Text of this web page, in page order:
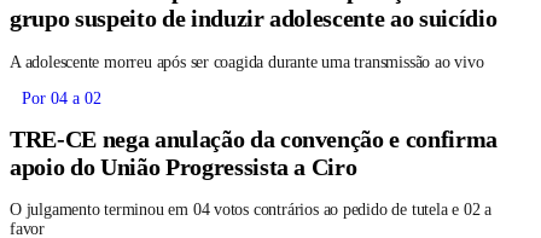
grupo suspeito de induzir adolescente ao suicídio
A adolescente morreu após ser coagida durante uma transmissão ao vivo
Por 04 a 02
TRE-CE nega anulação da convenção e confirma
apoio do União Progressista a Ciro
O julgamento terminou em 04 votos contrários ao pedido de tutela e 02 a
favor